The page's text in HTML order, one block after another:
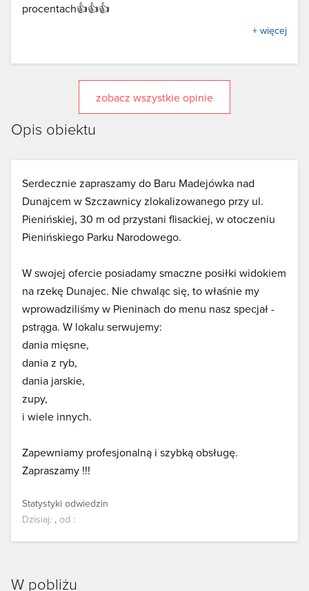
procentach👍👍👍
+ więcej
zobacz wszystkie opinie
Opis obiektu
Serdecznie zapraszamy do Baru Madejówka nad
Dunajcem w Szczawnicy zlokalizowanego przy ul.
Pienińskiej, 30 m od przystani flisackiej, w otoczeniu
Pienińskiego Parku Narodowego.
W swojej ofercie posiadamy smaczne posiłki widokiem
na rzekę Dunajec. Nie chwaląc się, to właśnie my
wprowadziliśmy w Pieninach do menu nasz specjał -
pstrąga. W lokalu serwujemy:
dania mięsne,
dania z ryb,
dania jarskie,
zupy,
i wiele innych.
Zapewniamy profesjonalną i szybką obsługę.
Zapraszamy !!!
Statystyki odwiedzin
Dzisiaj: , od :
W pobliżu